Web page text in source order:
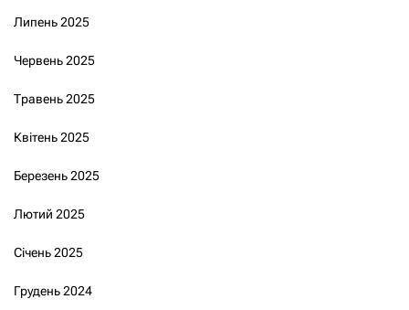
Липень 2025
Червень 2025
Травень 2025
Квітень 2025
Березень 2025
Лютий 2025
Січень 2025
Грудень 2024